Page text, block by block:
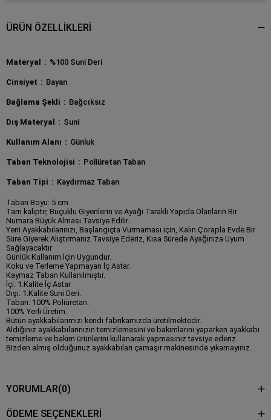
ÜRÜN ÖZELLIKLERI
Materyal %100 Suni Deri
Cinsiyet Bayan
Bağlama Şekli Bağcıksız
Dış Materyal Suni
Kullanım Alanı Günluk
Taban Teknolojisi Poliüretan Taban
Taban Tipi Kaydırmaz Taban
Taban Boyu: 5 cm
Tam kalıptır, Buçuklu Giyenlerin ve Ayağı Taraklı Yapıda Olanların Bir
Numara Büyük Alması Tavsiye Edilir.
Yeni Ayakkabılarınızı, Başlangıçta Vurmaması için, Kalın Çorapla Evde Bir
Süre Giyerek Alıştırmanız Tavsiye Ederiz, Kısa Sürede Ayağınıza Uyum
Sağlayacaktır
Günlük Kullanım İçin Uygundur.
Koku ve Terleme Yapmayan İç Astar.
Kaymaz Taban Kullanılmıştır.
İçi: 1.Kalite İç Astar
Dışı: 1.Kalite Suni Deri.
Taban: 100% Poliüretan.
100% Yerli Üretim.
Bütün ayakkabılarımızı kendi fabrikamızda üretilmektedir.
Aldığınız ayakkabılarınızın temizlemesini ve bakımlarını yaparken ayakkabı
temizleme ve bakım ürünlerini kullanarak yapmasınız tavsiye ederiz.
Bizden almış olduğunuz ayakkabıları çamaşır makinesinde yıkamayınız.
YORUMLAR(0)
ÖDEME SEÇENEKLERI